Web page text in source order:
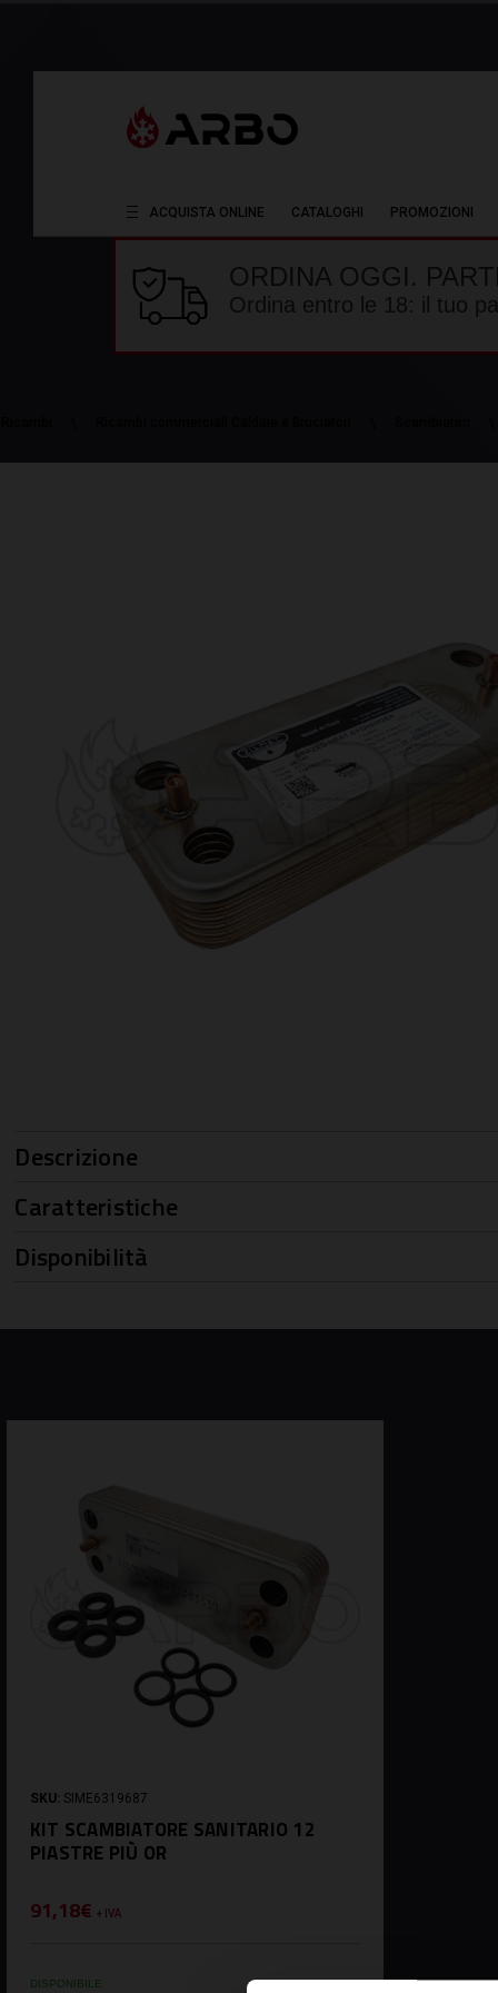
ACQUISTA ONLINE CATALOGHI PROMOZIONI
ORDINA OGGI.
Ordina entro le 18: il tuo
Descrizione
Caratteristiche
Disponibilità
SKU: SIME6319687
KIT SCAMBIATORE SANITARIO 12
PIASTRE PIÙ OR
91,18€ + IVA
DISPONIBILE